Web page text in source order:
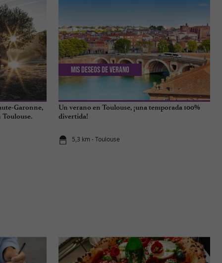
Garonne,
Toulouse.
Un verano en Toulouse, ¡una temporada 100%
divertida!
5,3 km - Toulouse
Mis deseos de verano